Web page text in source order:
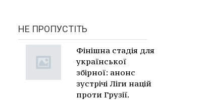
НЕ ПРОПУСТІТЬ
Фінішна стадія для
української
збірної: анонс
зустрічі Ліги націй
проти Грузії.